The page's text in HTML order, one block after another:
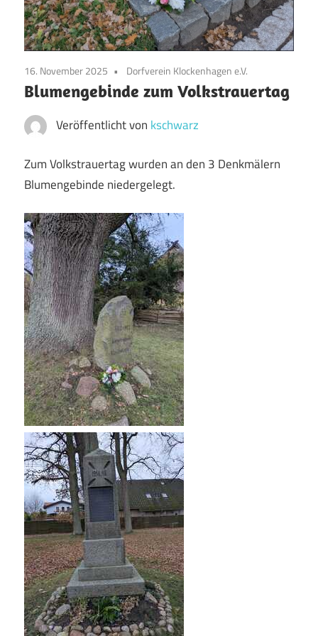
16. November 2025 Dorfverein Klockenhagen e.V.
Blumengebinde zum Volkstrauertag
Veröffentlicht von kschwarz
Zum Volkstrauertag wurden an den 3 Denkmälern
Blumengebinde niedergelegt.